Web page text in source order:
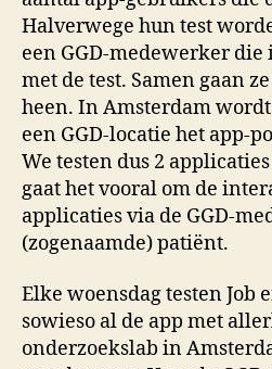
Halverwege hun test
een GGD-medewerker
met de test. Samen gaan
heen. In Amsterdam wordt
een GGD-locatie het app-
We testen dus 2
gaat het vooral om de
applicaties via de GGD-
(zogenaamde) patiënt.
Elke woensdag testen Job
sowieso al de app met
onderzoekslab in